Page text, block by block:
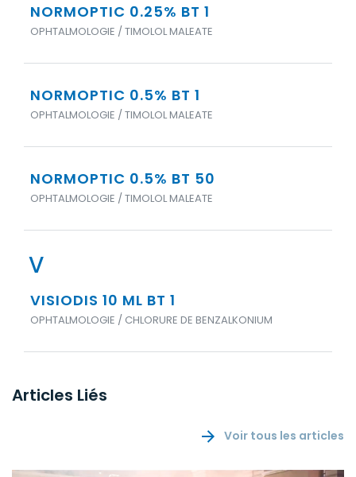
NORMOPTIC 0.25% BT 1
OPHTALMOLOGIE / TIMOLOL MALEATE
NORMOPTIC 0.5% BT 1
OPHTALMOLOGIE / TIMOLOL MALEATE
NORMOPTIC 0.5% BT 50
OPHTALMOLOGIE / TIMOLOL MALEATE
V
VISIODIS 10 ML BT 1
OPHTALMOLOGIE / CHLORURE DE BENZALKONIUM
Articles Liés
Voir tous les articles